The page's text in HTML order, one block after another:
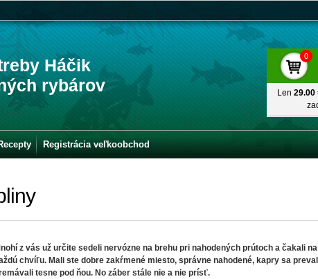
Háčik
rybárov
0
Len 29.00
z vás už určite sedeli nervózne na brehu pri nahodených prútoch a čakali
chvíľu. Mali ste dobre zakŕmené miesto, správne nahodené, kapry sa
tesne pod ňou. No záber stále nie a nie prísť.
Registrácia veľkoobchod